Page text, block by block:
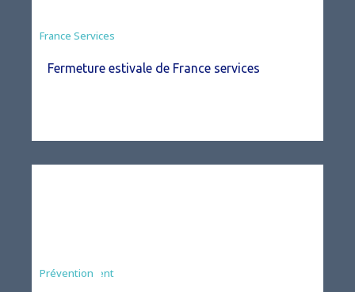
France Services
Fermeture estivale de France services
Agriculture
Arrêté
Environnement
Prévention